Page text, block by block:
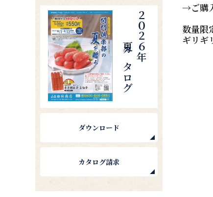
→ご購
数量限
ギリギ
２０２６年
夏カタログ
ダウンロード
カタログ請求